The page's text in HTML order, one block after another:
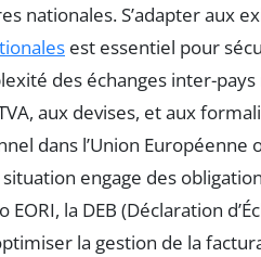
nationales. S’adapter aux
est essentiel pour
des échanges inter-
aux devises, et aux
dans l’Union Européenne
engage des
la DEB (Déclaration
la gestion de la